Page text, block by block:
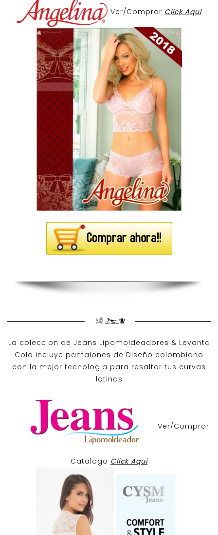
Ver/Comprar Click Aqui
La coleccion de Jeans Lipomoldeadores & Levanta
Cola incluye pantalones de Diseño colombiano
con la mejor tecnologia para resaltar tus curvas
latinas
Ver/Comprar
Catalogo Click Aqui